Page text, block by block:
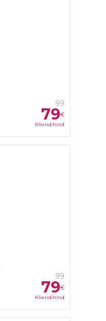
99
79€
Kliendihind
99
79€
Kliendihind